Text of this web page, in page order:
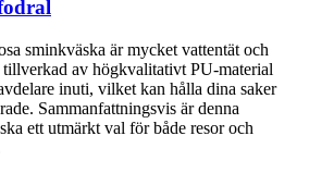
sminkväska är mycket vattentät och
tillverkad av högkvalitativt PU-material
inuti, vilket kan hålla dina saker
Sammanfattningsvis är denna
ett utmärkt val för både resor och